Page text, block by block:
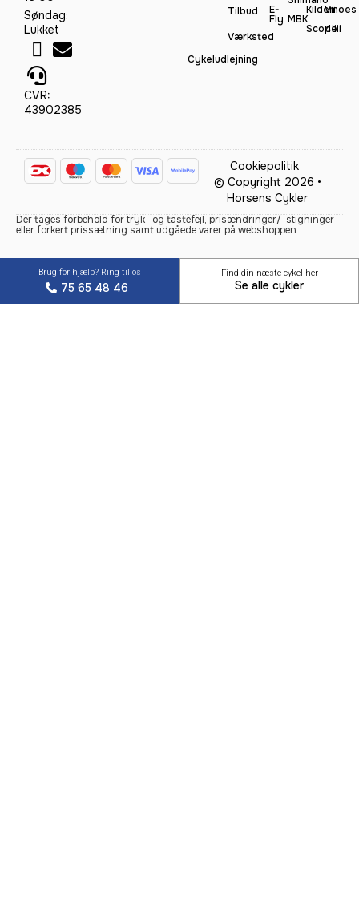
Søndag:
Lukket
CVR:
43902385
Tilbud
Værksted
Cykeludlejning
E-
Fly MBK
Kildemoes
Scope
Vii
4iiii
Cookiepolitik
© Copyright 2026 •
Horsens Cykler
Der tages forbehold for tryk- og tastefejl, prisændringer/-stigninger
eller forkert prissætning samt udgåede varer på webshoppen.
Brug for hjælp? Ring til os
75 65 48 46
Find din næste cykel her
Se alle cykler